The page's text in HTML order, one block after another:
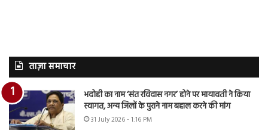
ताज़ा समाचार
भदोही का नाम ‘संत रविदास नगर’ होने पर मायावती ने किया
स्वागत, अन्य जिलों के पुराने नाम बहाल करने की मांग
31 July 2026 - 1:16 PM